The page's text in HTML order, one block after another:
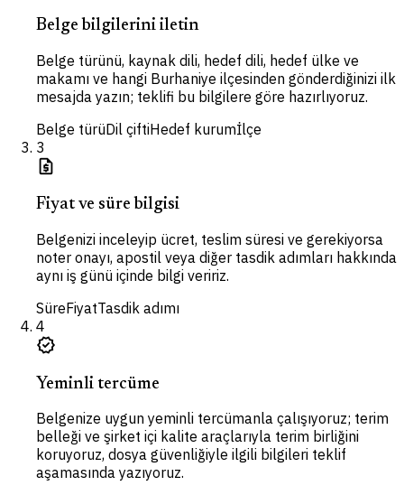
Belge bilgilerini iletin
Belge türünü, kaynak dili, hedef dili, hedef ülke ve
makamı ve hangi Burhaniye ilçesinden gönderdiğinizi ilk
mesajda yazın; teklifi bu bilgilere göre hazırlıyoruz.
Belge türüDil çiftiHedef kurumİlçe
3
request_quote
Fiyat ve süre bilgisi
Belgenizi inceleyip ücret, teslim süresi ve gerekiyorsa
noter onayı, apostil veya diğer tasdik adımları hakkında
aynı iş günü içinde bilgi veririz.
SüreFiyatTasdik adımı
4
verified
Yeminli tercüme
Belgenize uygun yeminli tercümanla çalışıyoruz; terim
belleği ve şirket içi kalite araçlarıyla terim birliğini
koruyoruz, dosya güvenliğiyle ilgili bilgileri teklif
aşamasında yazıyoruz.